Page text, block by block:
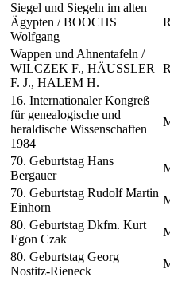
Siegel und Siegeln im alten
Ägypten / BOOCHS
Wolfgang
Wappen und Ahnentafeln /
WILCZEK F., HÄUSSLER
F. J., HALEM H.
16. Internationaler Kongreß
für genealogische und
heraldische Wissenschaften
1984
70. Geburtstag Hans
Bergauer
70. Geburtstag Rudolf Martin
Einhorn
80. Geburtstag Dkfm. Kurt
Egon Czak
80. Geburtstag Georg
Nostitz-Rieneck